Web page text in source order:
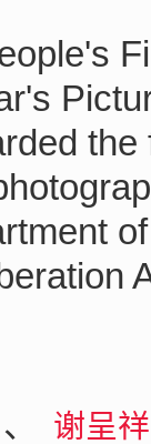
、 谢呈